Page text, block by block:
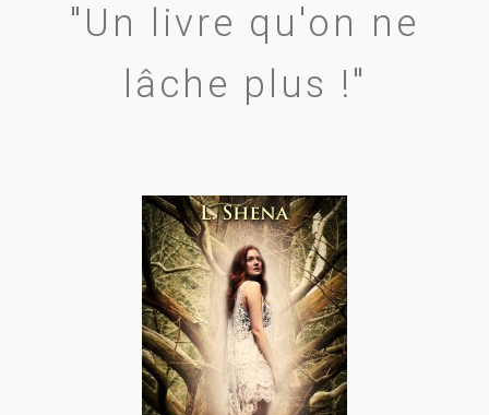
"Un livre qu'on ne
lâche plus !"